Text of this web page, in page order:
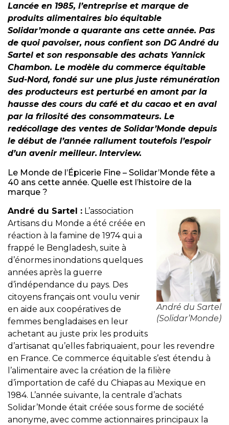
Lancée en 1985, l’entreprise et marque de
produits alimentaires bio équitable
Solidar’monde a quarante ans cette année. Pas
de quoi pavoiser, nous confient son DG André du
Sartel et son responsable des achats Yannick
Chambon. Le modèle du commerce équitable
Sud-Nord, fondé sur une plus juste rémunération
des producteurs est perturbé en amont par la
hausse des cours du café et du cacao et en aval
par la frilosité des consommateurs. Le
redécollage des ventes de Solidar’Monde depuis
le début de l’année rallument toutefois l’espoir
d’un avenir meilleur. Interview.
Le Monde de l’Épicerie Fine – Solidar’Monde fête a
40 ans cette année. Quelle est l’histoire de la
marque ?
André du Sartel
(Solidar’Monde)
André du Sartel : L’association
Artisans du Monde a été créée en
réaction à la famine de 1974 qui a
frappé le Bengladesh, suite à
d’énormes inondations quelques
années après la guerre
d’indépendance du pays. Des
citoyens français ont voulu venir
en aide aux coopératives de
femmes bengladaises en leur
achetant au juste prix les produits
d’artisanat qu’elles fabriquaient, pour les revendre
en France. Ce commerce équitable s’est étendu à
l’alimentaire avec la création de la filière
d’importation de café du Chiapas au Mexique en
1984. L’année suivante, la centrale d’achats
Solidar’Monde était créée sous forme de société
anonyme, avec comme actionnaires principaux la